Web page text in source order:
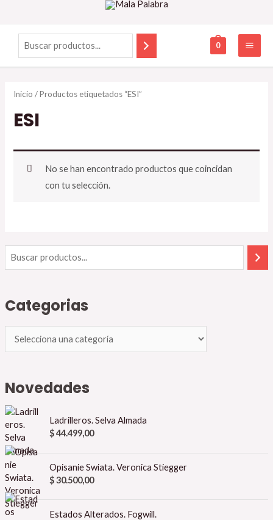
0
Categorias
Novedades
Ladrilleros. Selva Almada
$44.499,00
Opisanie Swiata. Veronica Stiegger
$30.500,00
Estados Alterados. Fogwill.
Inicio / Productos etiquetados “ESI”
ESI
No se han encontrado productos que coincidan
con tu selección.